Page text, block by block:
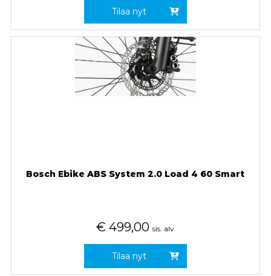
Tilaa nyt
Bosch Ebike ABS System 2.0 Load 4 60 Smart
€ 499,00 sis. alv
Tilaa nyt